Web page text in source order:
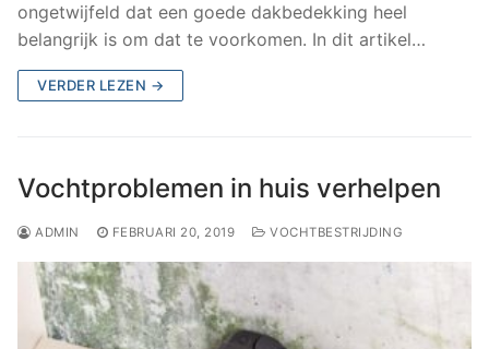
ongetwijfeld dat een goede dakbedekking heel
belangrijk is om dat te voorkomen. In dit artikel…
VERDER LEZEN →
Vochtproblemen in huis verhelpen
ADMIN FEBRUARI 20, 2019 VOCHTBESTRIJDING